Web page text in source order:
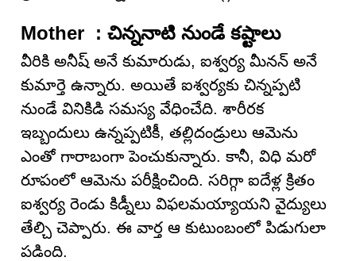
Mother : చిన్ననాటి నుండే కష్టాలు
వీరికి అనీష్ అనే కుమారుడు, ఐశ్వర్య మీనన్ అనే
కుమార్తె ఉన్నారు. అయితే ఐశ్వర్యకు చిన్నప్పటి
నుండే వినికిడి సమస్య వేధించేది. శారీరక
ఇబ్బందులు ఉన్నప్పటికీ, తల్లిదండ్రులు ఆమెను
ఎంతో గారాబంగా పెంచుకున్నారు. కానీ, విధి మరో
రూపంలో ఆమెను పరీక్షించింది. సరిగ్గా ఐదేళ్ల క్రితం
ఐశ్వర్య రెండు కిడ్నీలు విఫలమయ్యాయని వైద్యులు
తేల్చి చెప్పారు. ఈ వార్త ఆ కుటుంబంలో పిడుగులా
పడింది.